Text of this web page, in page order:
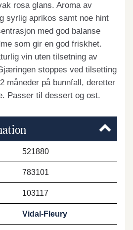
rosa glans. Aroma av
syrlig aprikos samt noe hint
med god balanse
som gir en god friskhet.
vin uten tilsetning av
stoppes ved tilsetting
måneder på bunnfall, deretter
Passer til dessert og ost.
521880
783101
103117
Vidal-Fleury